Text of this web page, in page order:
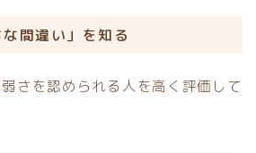
間違い」を知る
さを認められる人を高く評価して